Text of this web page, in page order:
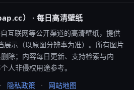
） · 每日高清壁纸
互联网等公开渠道的高清壁纸，提供
示（以原图分辨率为准）。所有图片
除；内容每日更新、支持检索与内
人非侵权用途参考。
隐私政策 网站地图